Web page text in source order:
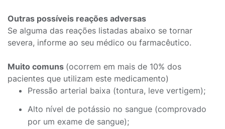
Outras possíveis reações adversas
Se alguma das reações listadas abaixo se tornar
severa, informe ao seu médico ou farmacêutico.
Muito comuns (ocorrem em mais de 10% dos
pacientes que utilizam este medicamento)
Pressão arterial baixa (tontura, leve vertigem);
Alto nível de potássio no sangue (comprovado
por um exame de sangue);